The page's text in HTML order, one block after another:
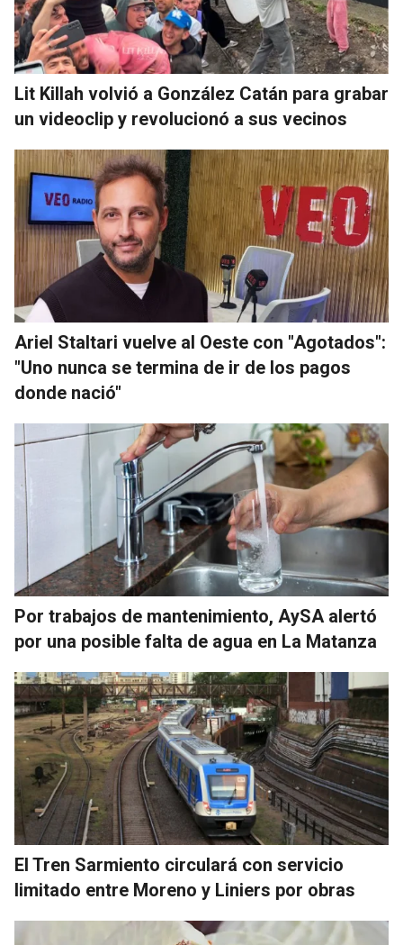
Lit Killah volvió a González Catán para grabar
un videoclip y revolucionó a sus vecinos
Ariel Staltari vuelve al Oeste con "Agotados":
"Uno nunca se termina de ir de los pagos
donde nació"
Por trabajos de mantenimiento, AySA alertó
por una posible falta de agua en La Matanza
El Tren Sarmiento circulará con servicio
limitado entre Moreno y Liniers por obras